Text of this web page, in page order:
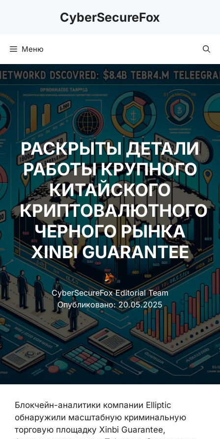
CyberSecureFox
Меню
РАСКРЫТЫ ДЕТАЛИ
РАБОТЫ КРУПНОГО
КИТАЙСКОГО
КРИПТОВАЛЮТНОГО
ЧЕРНОГО РЫНКА
XINBI GUARANTEE
CyberSecureFox Editorial Team
Опубликовано:20.05.2025
Блокчейн-аналитики компании Elliptic
обнаружили масштабную криминальную
торговую площадку Xinbi Guarantee,